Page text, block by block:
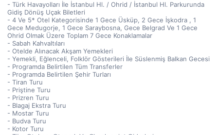
- Türk Havayolları İle İstanbul Hl. / Ohrid / İstanbul Hl. Parkurunda
Gidiş Dönüş Uçak Biletleri
- 4 Ve 5* Otel Kategorisinde 1 Gece Üsküp, 2 Gece İşkodra , 1
Gece Medugorje, 1 Gece Saraybosna, Gece Belgrad Ve 1 Gece
Ohrid Olmak Üzere Toplam 7 Gece Konaklamalar
- Sabah Kahvaltıları
- Otelde Alınacak Akşam Yemekleri
- Yemekli, Eğlenceli, Folklör Gösterileri İle Süslenmiş Balkan Gecesi
- Programda Belirtilen Tüm Transferler
- Programda Belirtilen Şehir Turları
- Tiran Turu
- Priştine Turu
- Prizren Turu
- Blagaj Ekstra Turu
- Mostar Turu
- Budva Turu
- Kotor Turu